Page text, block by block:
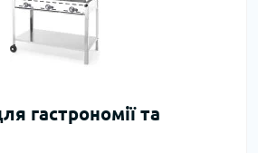
гастрономії та